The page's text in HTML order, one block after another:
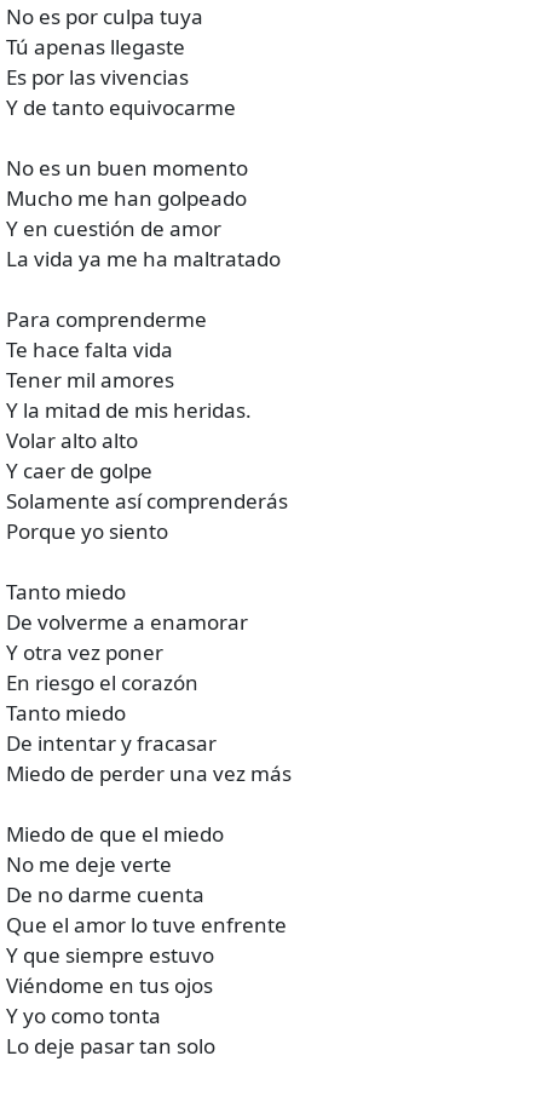
No es por culpa tuya
Tú apenas llegaste
Es por las vivencias
Y de tanto equivocarme
No es un buen momento
Mucho me han golpeado
Y en cuestión de amor
La vida ya me ha maltratado
Para comprenderme
Te hace falta vida
Tener mil amores
Y la mitad de mis heridas.
Volar alto alto
Y caer de golpe
Solamente así comprenderás
Porque yo siento
Tanto miedo
De volverme a enamorar
Y otra vez poner
En riesgo el corazón
Tanto miedo
De intentar y fracasar
Miedo de perder una vez más
Miedo de que el miedo
No me deje verte
De no darme cuenta
Que el amor lo tuve enfrente
Y que siempre estuvo
Viéndome en tus ojos
Y yo como tonta
Lo deje pasar tan solo